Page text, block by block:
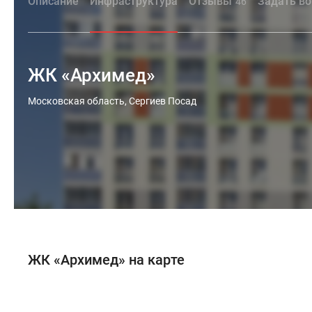
ЖК «Архимед»
Московская область, Сергиев Посад
ЖК «Архимед» на карте